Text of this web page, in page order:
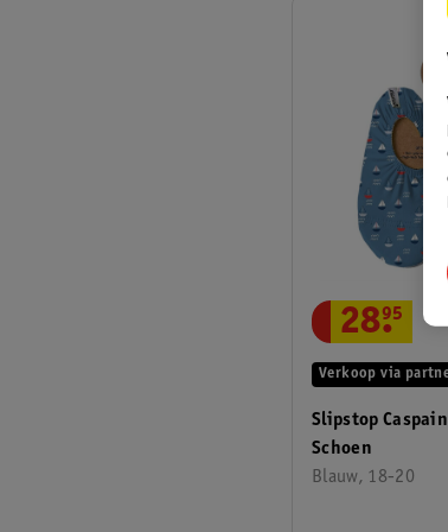
Slipstop
Schoen
Blauw, 18-20
Verkoop via
28.
95